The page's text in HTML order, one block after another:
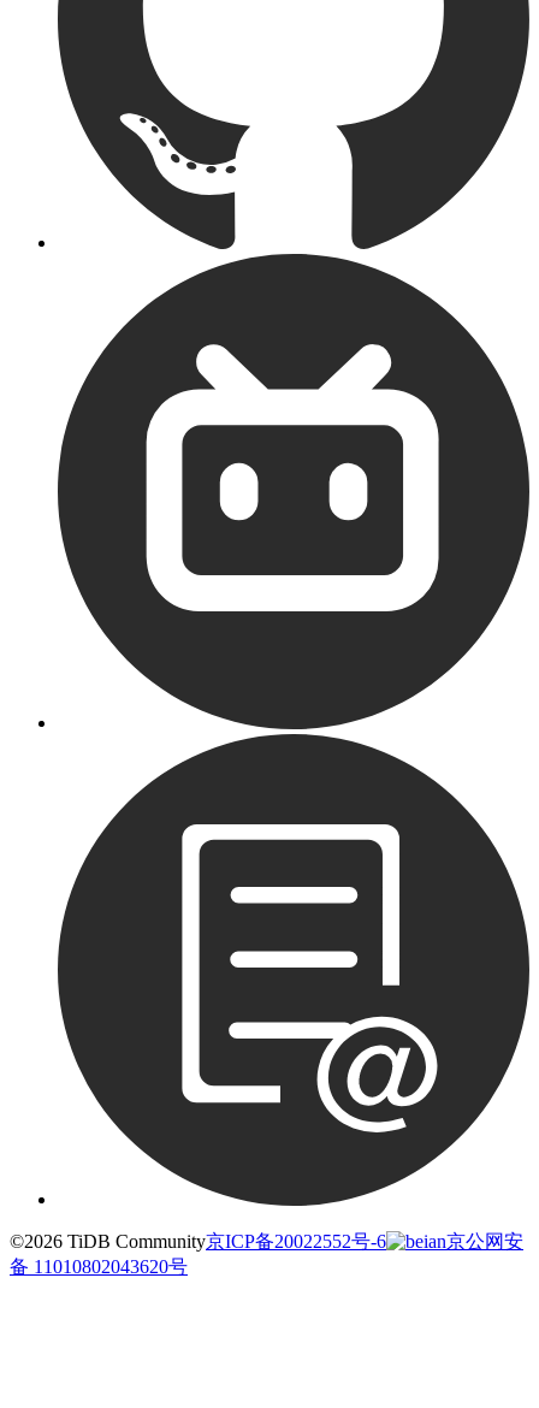
©2026 TiDB Community京ICP备20022552号-6
京公网安
备 11010802043620号